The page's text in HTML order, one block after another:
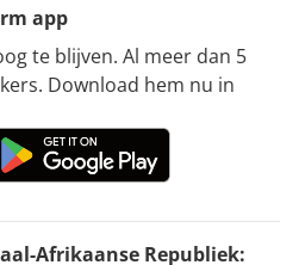
app
te blijven. Al meer dan 5
Download hem nu in
Afrikaanse Republiek: